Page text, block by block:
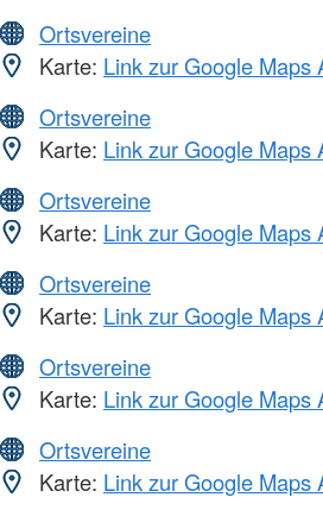
Ortsvereine
Karte: Link zur Google Maps
Ortsvereine
Karte: Link zur Google Maps
Ortsvereine
Karte: Link zur Google Maps
Ortsvereine
Karte: Link zur Google Maps
Ortsvereine
Karte: Link zur Google Maps
Ortsvereine
Karte: Link zur Google Maps